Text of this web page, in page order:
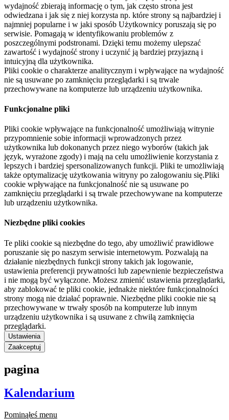
wydajność zbierają informację o tym, jak często strona jest
odwiedzana i jak się z niej korzysta np. które strony są najbardziej i
najmniej popularne i w jaki sposób Użytkownicy poruszają się po
serwisie. Pomagają w identyfikowaniu problemów z
poszczególnymi podstronami. Dzięki temu możemy ulepszać
zawartość i wydajność strony i uczynić ją bardziej przyjazną i
intuicyjną dla użytkownika.
Pliki cookie o charakterze analitycznym i wpływające na wydajność
nie są usuwane po zamknięciu przeglądarki i są trwale
przechowywane na komputerze lub urządzeniu użytkownika.
Funkcjonalne pliki
Pliki cookie wpływające na funkcjonalność umożliwiają witrynie
przypomnienie sobie informacji wprowadzonych przez
użytkownika lub dokonanych przez niego wyborów (takich jak
język, wyrażone zgody) i mają na celu umożliwienie korzystania z
lepszych i bardziej spersonalizowanych funkcji. Pliki te umożliwiają
także optymalizację użytkowania witryny po zalogowaniu się.Pliki
cookie wpływające na funkcjonalność nie są usuwane po
zamknięciu przeglądarki i są trwale przechowywane na komputerze
lub urządzeniu użytkownika.
Niezbędne pliki cookies
Te pliki cookie są niezbędne do tego, aby umożliwić prawidłowe
poruszanie się po naszym serwisie internetowym. Pozwalają na
działanie niezbędnych funkcji strony takich jak logowanie,
ustawienia preferencji prywatności lub zapewnienie bezpieczeństwa
i nie mogą być wyłączone. Możesz zmienić ustawienia przeglądarki,
aby zablokować te pliki cookie, jednakże niektóre funkcjonalności
strony mogą nie działać poprawnie. Niezbędne pliki cookie nie są
przechowywane w trwały sposób na komputerze lub innym
urządzeniu użytkownika i są usuwane z chwilą zamknięcia
przeglądarki.
Ustawienia
Zaakceptuj
pagina
Kalendarium
Pominąłeś menu